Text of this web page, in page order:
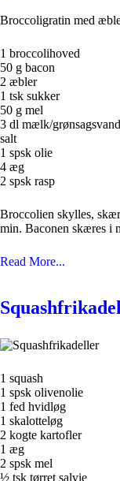
Broccoligratin med
1 broccolihoved
50 g bacon
2 æbler
1 tsk sukker
50 g mel
3 dl mælk/grønsagsvand
salt
1 spsk olie
4 æg
2 spsk rasp
Broccolien skylles,
min. Baconen skæres i
Read More...
1 squash
1 spsk olivenolie
1 fed hvidløg
1 skalotteløg
2 kogte kartofler
1 æg
2 spsk mel
½ tsk tørret salvie